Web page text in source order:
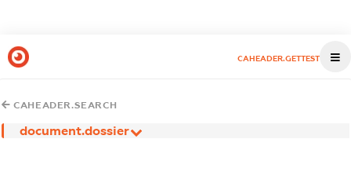
CAHEADER.GETTEST
CAHEADER.SEARCH
document.dossier